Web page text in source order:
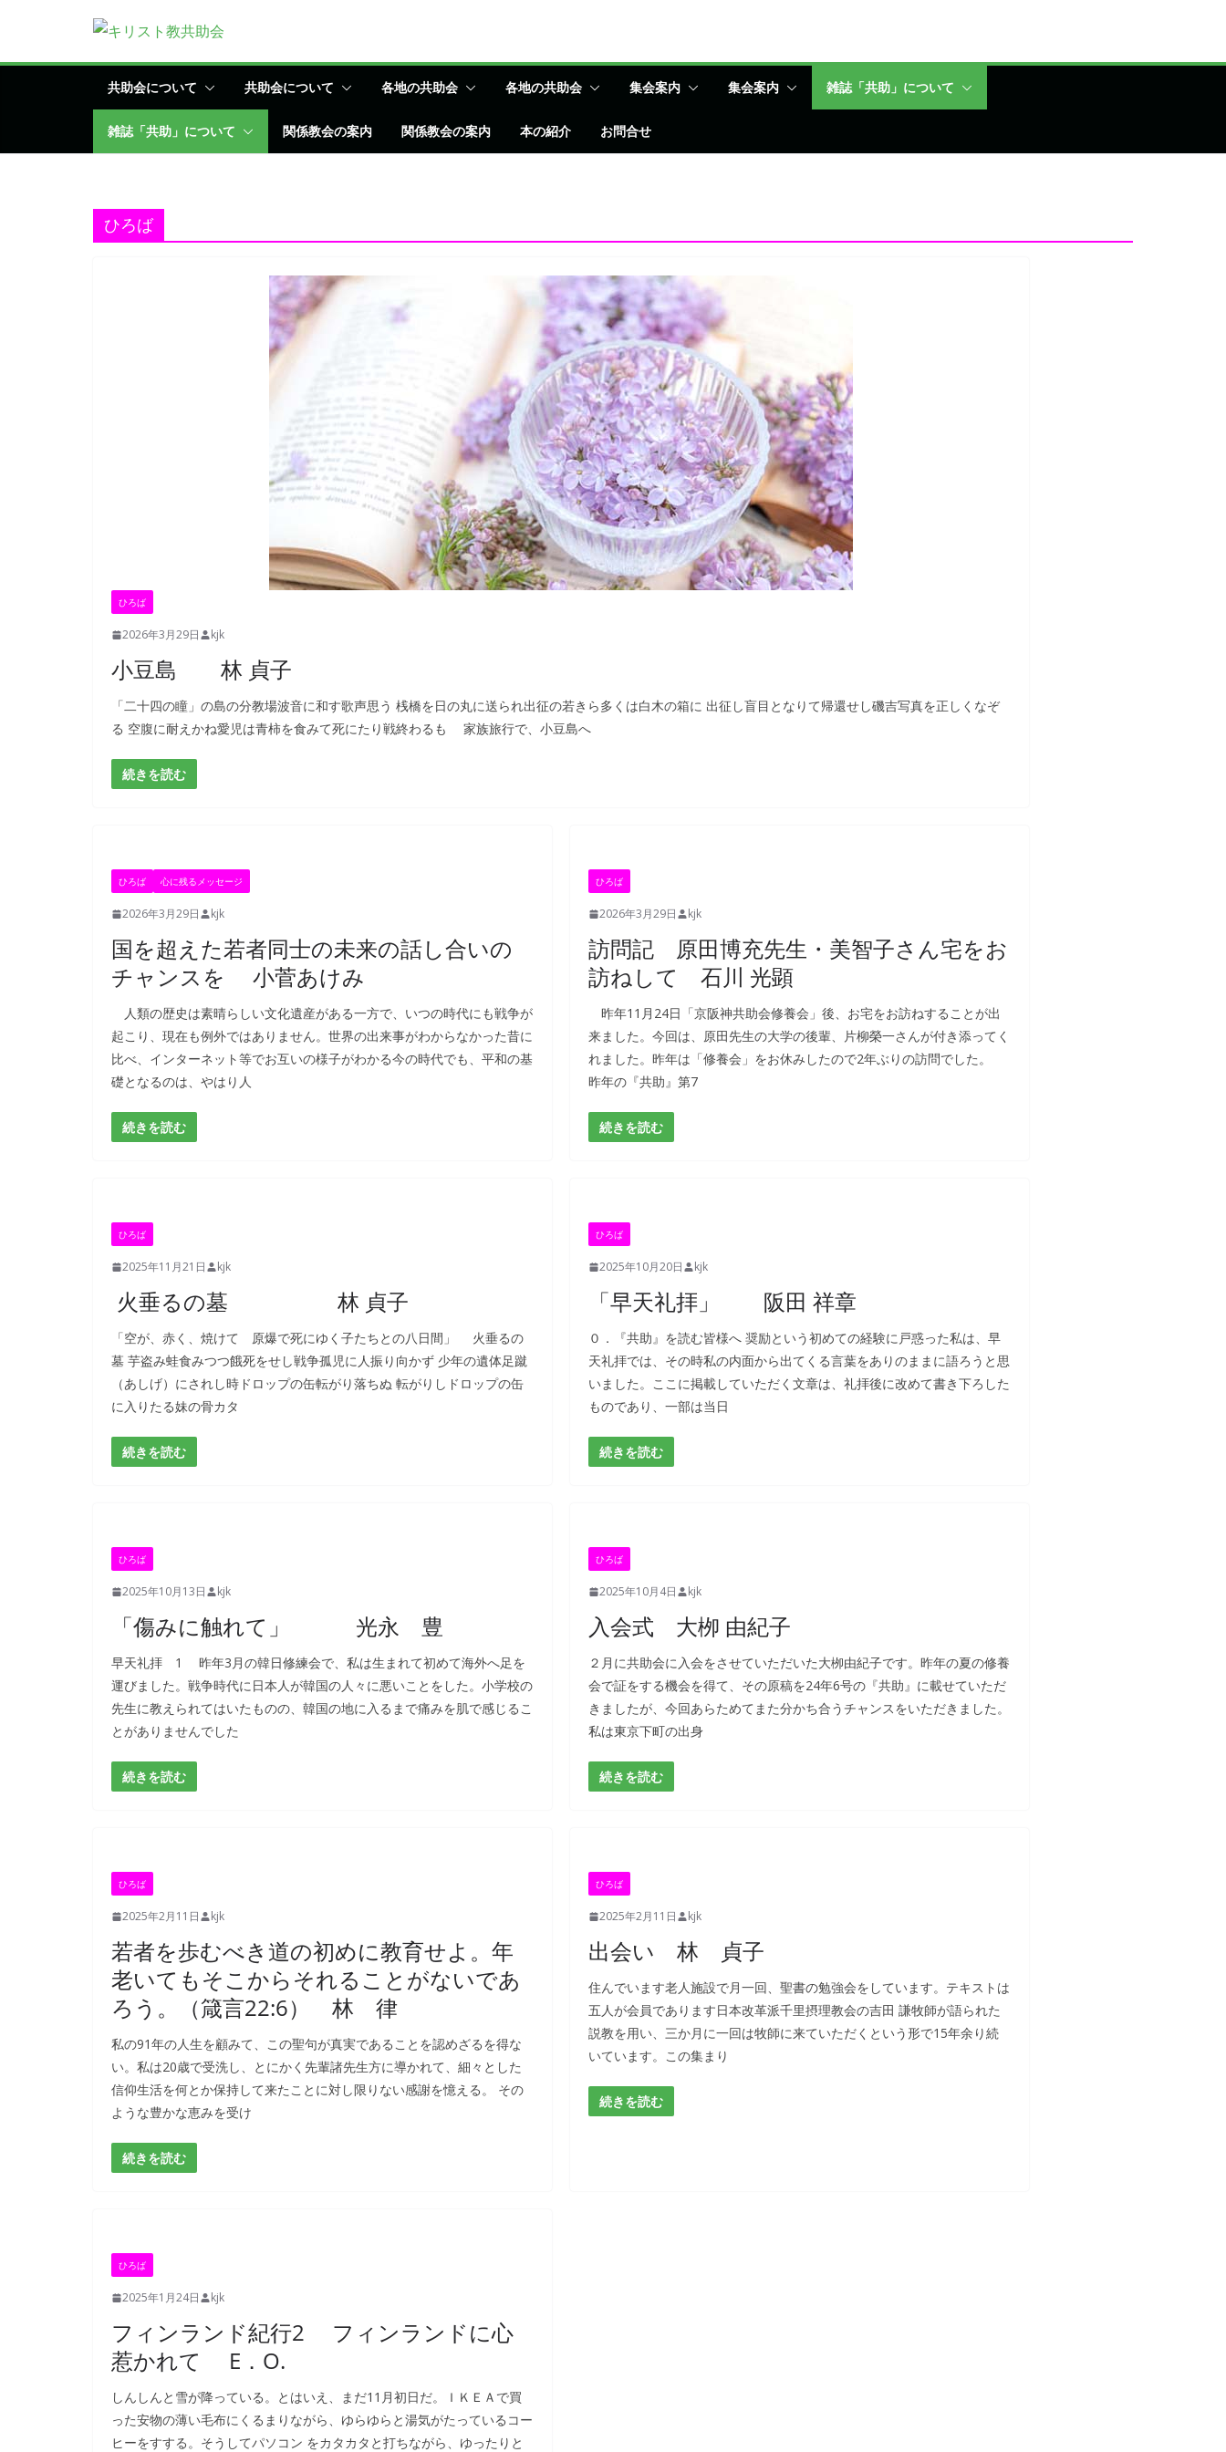
テ
共助会について 共助会について 各地の共助会 各地の共助会 集会案内 集会案内 雑誌「共助」について
雑誌「共助」について 関係教会の案内 関係教会の案内 本の紹介 お問合せ
ひろば
ひろば
2026年3月29日 kjk
小豆島 林 貞子
「二十四の瞳」の島の分教場波音に和す歌声思う 桟橋を日の丸に送られ出征の若きら多くは白木の箱に 出征し盲目となりて帰還せし磯吉写真を正しくなぞ
る 空腹に耐えかね愛児は青柿を食みて死にたり戦終わるも 家族旅行で、小豆島へ
続きを読む
ひろば 心に残るメッセージ
2026年3月29日 kjk
国を超えた若者同士の未来の話し合いの
チャンスを 小菅あけみ
人類の歴史は素晴らしい文化遺産がある一方で、いつの時代にも戦争が
起こり、現在も例外ではありません。世界の出来事がわからなかった昔に
比べ、インターネット等でお互いの様子がわかる今の時代でも、平和の基
礎となるのは、やはり人
続きを読む
ひろば
2026年3月29日 kjk
訪問記 原田博充先生・美智子さん宅をお
訪ねして 石川 光顕
昨年11月24日「京阪神共助会修養会」後、お宅をお訪ねすることが出
来ました。今回は、原田先生の大学の後輩、片柳榮一さんが付き添ってく
れました。昨年は「修養会」をお休みしたので2年ぶりの訪問でした。
昨年の『共助』第7
続きを読む
ひろば
2025年11月21日 kjk
火垂るの墓 林 貞子
「空が、赤く、焼けて 原爆で死にゆく子たちとの八日間」 火垂るの
墓 芋盗み蛙食みつつ餓死をせし戦争孤児に人振り向かず 少年の遺体足蹴
（あしげ）にされし時ドロップの缶転がり落ちぬ 転がりしドロップの缶
に入りたる妹の骨カタ
続きを読む
ひろば
2025年10月20日 kjk
「早天礼拝」 阪田 祥章
０．『共助』を読む皆様へ 奨励という初めての経験に戸惑った私は、早
天礼拝では、その時私の内面から出てくる言葉をありのままに語ろうと思
いました。ここに掲載していただく文章は、礼拝後に改めて書き下ろした
ものであり、一部は当日
続きを読む
ひろば
2025年10月13日 kjk
「傷みに触れて」 光永 豊
早天礼拝 1 昨年3月の韓日修練会で、私は生まれて初めて海外へ足を
運びました。戦争時代に日本人が韓国の人々に悪いことをした。小学校の
先生に教えられてはいたものの、韓国の地に入るまで痛みを肌で感じるこ
とがありませんでした
続きを読む
ひろば
2025年10月4日 kjk
入会式 大栁 由紀子
２月に共助会に入会をさせていただいた大栁由紀子です。昨年の夏の修養
会で証をする機会を得て、その原稿を24年6号の『共助』に載せていただ
きましたが、今回あらためてまた分かち合うチャンスをいただきました。
私は東京下町の出身
続きを読む
ひろば
2025年2月11日 kjk
若者を歩むべき道の初めに教育せよ。年
老いてもそこからそれることがないであ
ろう。（箴言22:6） 林 律
私の91年の人生を顧みて、この聖句が真実であることを認めざるを得な
い。私は20歳で受洗し、とにかく先輩諸先生方に導かれて、細々とした
信仰生活を何とか保持して来たことに対し限りない感謝を憶える。 その
ような豊かな恵みを受け
続きを読む
ひろば
2025年2月11日 kjk
出会い 林 貞子
住んでいます老人施設で月一回、聖書の勉強会をしています。テキストは
五人が会員であります日本改革派千里摂理教会の吉田 謙牧師が語られた
説教を用い、三か月に一回は牧師に来ていただくという形で15年余り続
いています。この集まり
続きを読む
ひろば
2025年1月24日 kjk
フィンランド紀行2 フィンランドに心
惹かれて E．O.
しんしんと雪が降っている。とはいえ、まだ11月初日だ。ＩＫＥＡで買
った安物の薄い毛布にくるまりながら、ゆらゆらと湯気がたっているコー
ヒーをすする。そうしてパソコン をカタカタと打ちながら、ゆったりと